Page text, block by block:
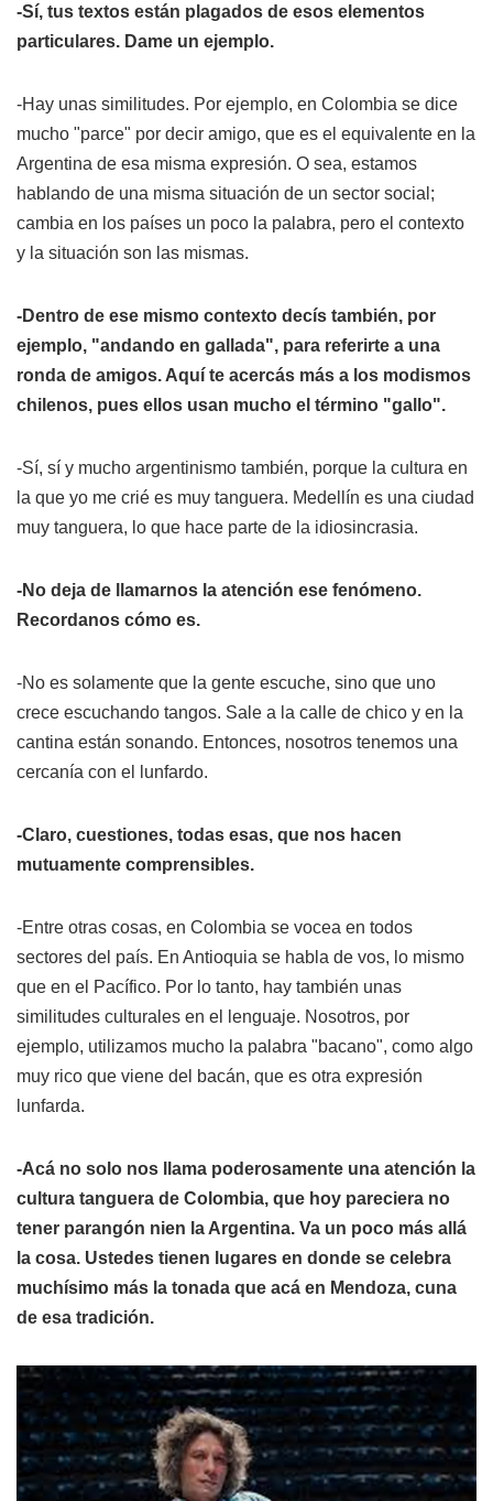
-Sí, tus textos están plagados de esos elementos
particulares. Dame un ejemplo.
-Hay unas similitudes. Por ejemplo, en Colombia se dice
mucho "parce" por decir amigo, que es el equivalente en la
Argentina de esa misma expresión. O sea, estamos
hablando de una misma situación de un sector social;
cambia en los países un poco la palabra, pero el contexto
y la situación son las mismas.
-Dentro de ese mismo contexto decís también, por
ejemplo, "andando en gallada", para referirte a una
ronda de amigos. Aquí te acercás más a los modismos
chilenos, pues ellos usan mucho el término "gallo".
-Sí, sí y mucho argentinismo también, porque la cultura en
la que yo me crié es muy tanguera. Medellín es una ciudad
muy tanguera, lo que hace parte de la idiosincrasia.
-No deja de llamarnos la atención ese fenómeno.
Recordanos cómo es.
-No es solamente que la gente escuche, sino que uno
crece escuchando tangos. Sale a la calle de chico y en la
cantina están sonando. Entonces, nosotros tenemos una
cercanía con el lunfardo.
-Claro, cuestiones, todas esas, que nos hacen
mutuamente comprensibles.
-Entre otras cosas, en Colombia se vocea en todos
sectores del país. En Antioquia se habla de vos, lo mismo
que en el Pacífico. Por lo tanto, hay también unas
similitudes culturales en el lenguaje. Nosotros, por
ejemplo, utilizamos mucho la palabra "bacano", como algo
muy rico que viene del bacán, que es otra expresión
lunfarda.
-Acá no solo nos llama poderosamente una atención la
cultura tanguera de Colombia, que hoy pareciera no
tener parangón nien la Argentina. Va un poco más allá
la cosa. Ustedes tienen lugares en donde se celebra
muchísimo más la tonada que acá en Mendoza, cuna
de esa tradición.